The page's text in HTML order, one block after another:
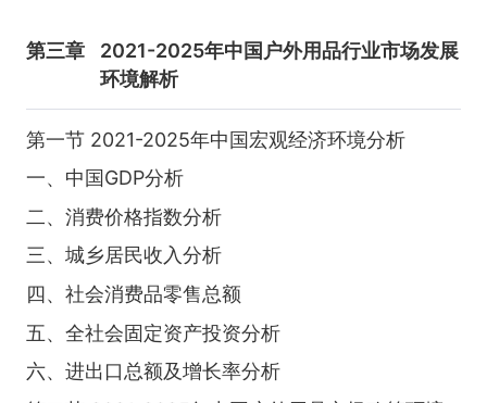
第三章
2021-2025年中国户外用品行业市场发展
环境解析
第一节 2021-2025年中国宏观经济环境分析
一、中国GDP分析
二、消费价格指数分析
三、城乡居民收入分析
四、社会消费品零售总额
五、全社会固定资产投资分析
六、进出口总额及增长率分析